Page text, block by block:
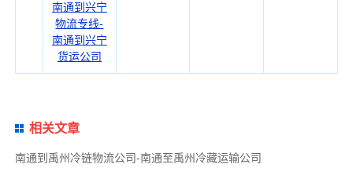
南通到兴宁
物流专线-
南通到兴宁
货运公司
相关文章
南通到禹州冷链物流公司-南通至禹州冷藏运输公司